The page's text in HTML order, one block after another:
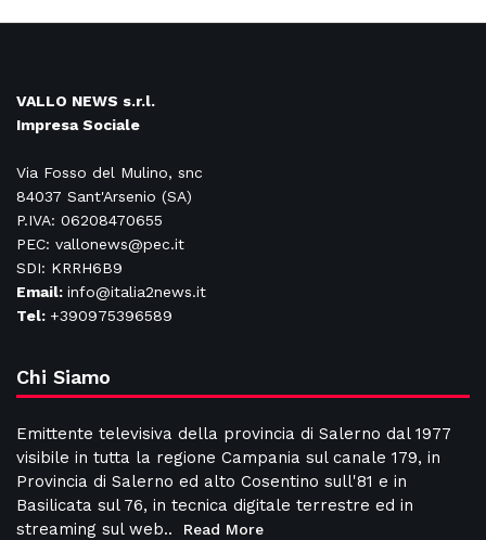
VALLO NEWS s.r.l.
Impresa Sociale
Via Fosso del Mulino, snc
84037 Sant'Arsenio (SA)
P.IVA: 06208470655
PEC: vallonews@pec.it
SDI: KRRH6B9
Email: info@italia2news.it
Tel: +390975396589
Chi Siamo
Emittente televisiva della provincia di Salerno dal 1977
visibile in tutta la regione Campania sul canale 179, in
Provincia di Salerno ed alto Cosentino sull'81 e in
Basilicata sul 76, in tecnica digitale terrestre ed in
streaming sul web..
Read More